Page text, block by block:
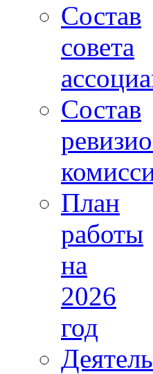
Состав
совета
Состав
План
работы
на
2026
год